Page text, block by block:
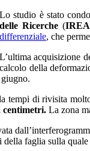
Lo studio è stato
delle Ricerche(IREA
differenziale, che
L’ultima acquisizione
calcolo della
tempi di rivisita
centimetri. La zona
faglia sulla